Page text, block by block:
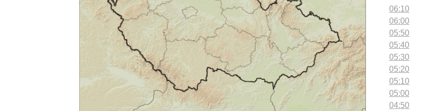
06:10
06:00
05:50
05:40
05:30
05:20
05:10
05:00
04:50